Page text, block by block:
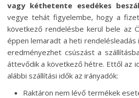
vagy kéthetente esedékes
vegye tehát figyelembe, hogy a
következő rendelésbe kerül bele az
éppen lemaradt a heti rendelésleadás
eredményezhet csúszást a
áttevődik a következő hétre. Ettől az
alábbi szállítási idők az irányadók:
Raktáron nem lévő termékek